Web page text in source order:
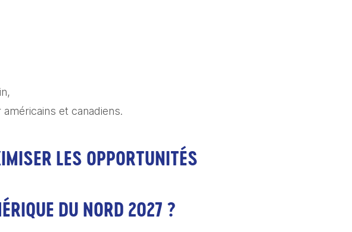
et canadiens.
LES OPPORTUNITÉS
DU NORD 2027 ?